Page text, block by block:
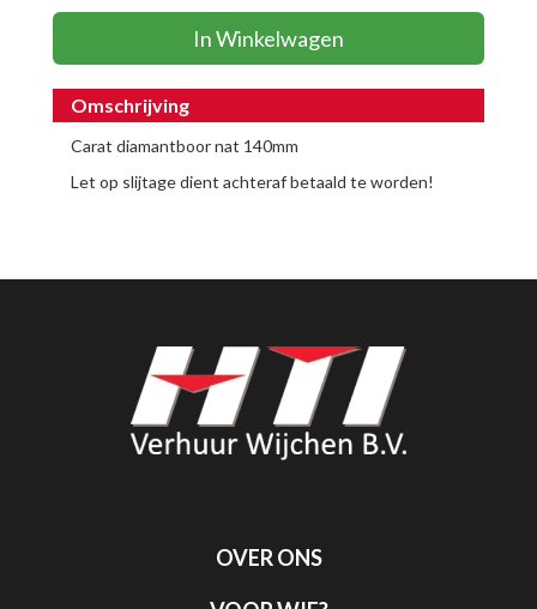
In Winkelwagen
Omschrijving
Carat diamantboor nat 140mm
Let op slijtage dient achteraf betaald te worden!
OVER ONS